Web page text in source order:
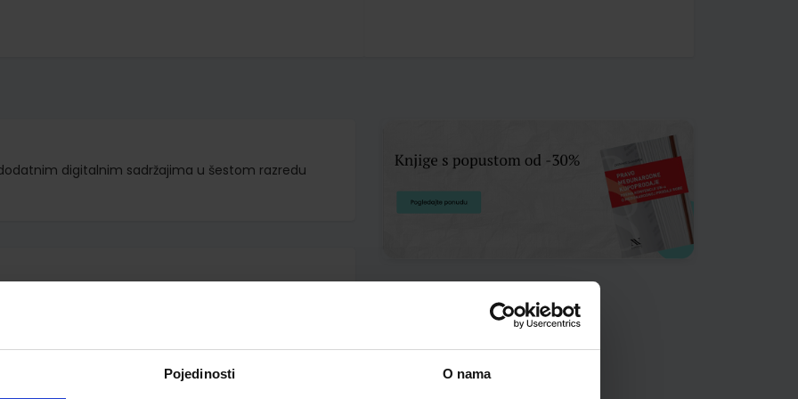
Pojedinosti O nama
dodatnim digitalnim sadržajima u šestom razredu
Kovačević grupa autora